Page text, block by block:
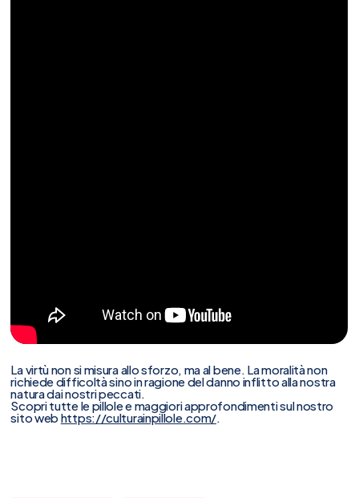
La virtù non si misura allo sforzo, ma al bene. La moralità non
richiede difficoltà sino in ragione del danno inflitto alla nostra
natura dai nostri peccati.
Scopri tutte le pillole e maggiori approfondimenti sul nostro
sito web https://culturainpillole.com/